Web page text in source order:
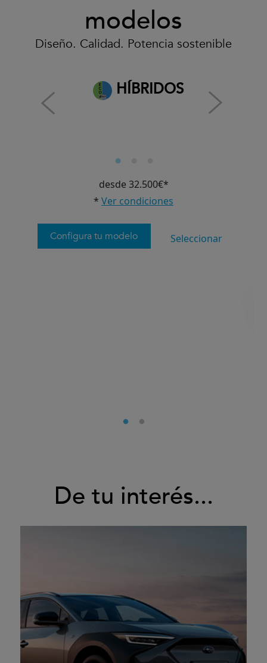
modelos
Diseño. Calidad. Potencia sostenible
HÍBRIDOS
desde 32.500€*
* Ver condiciones
Configura tu modelo Seleccionar
De tu interés...